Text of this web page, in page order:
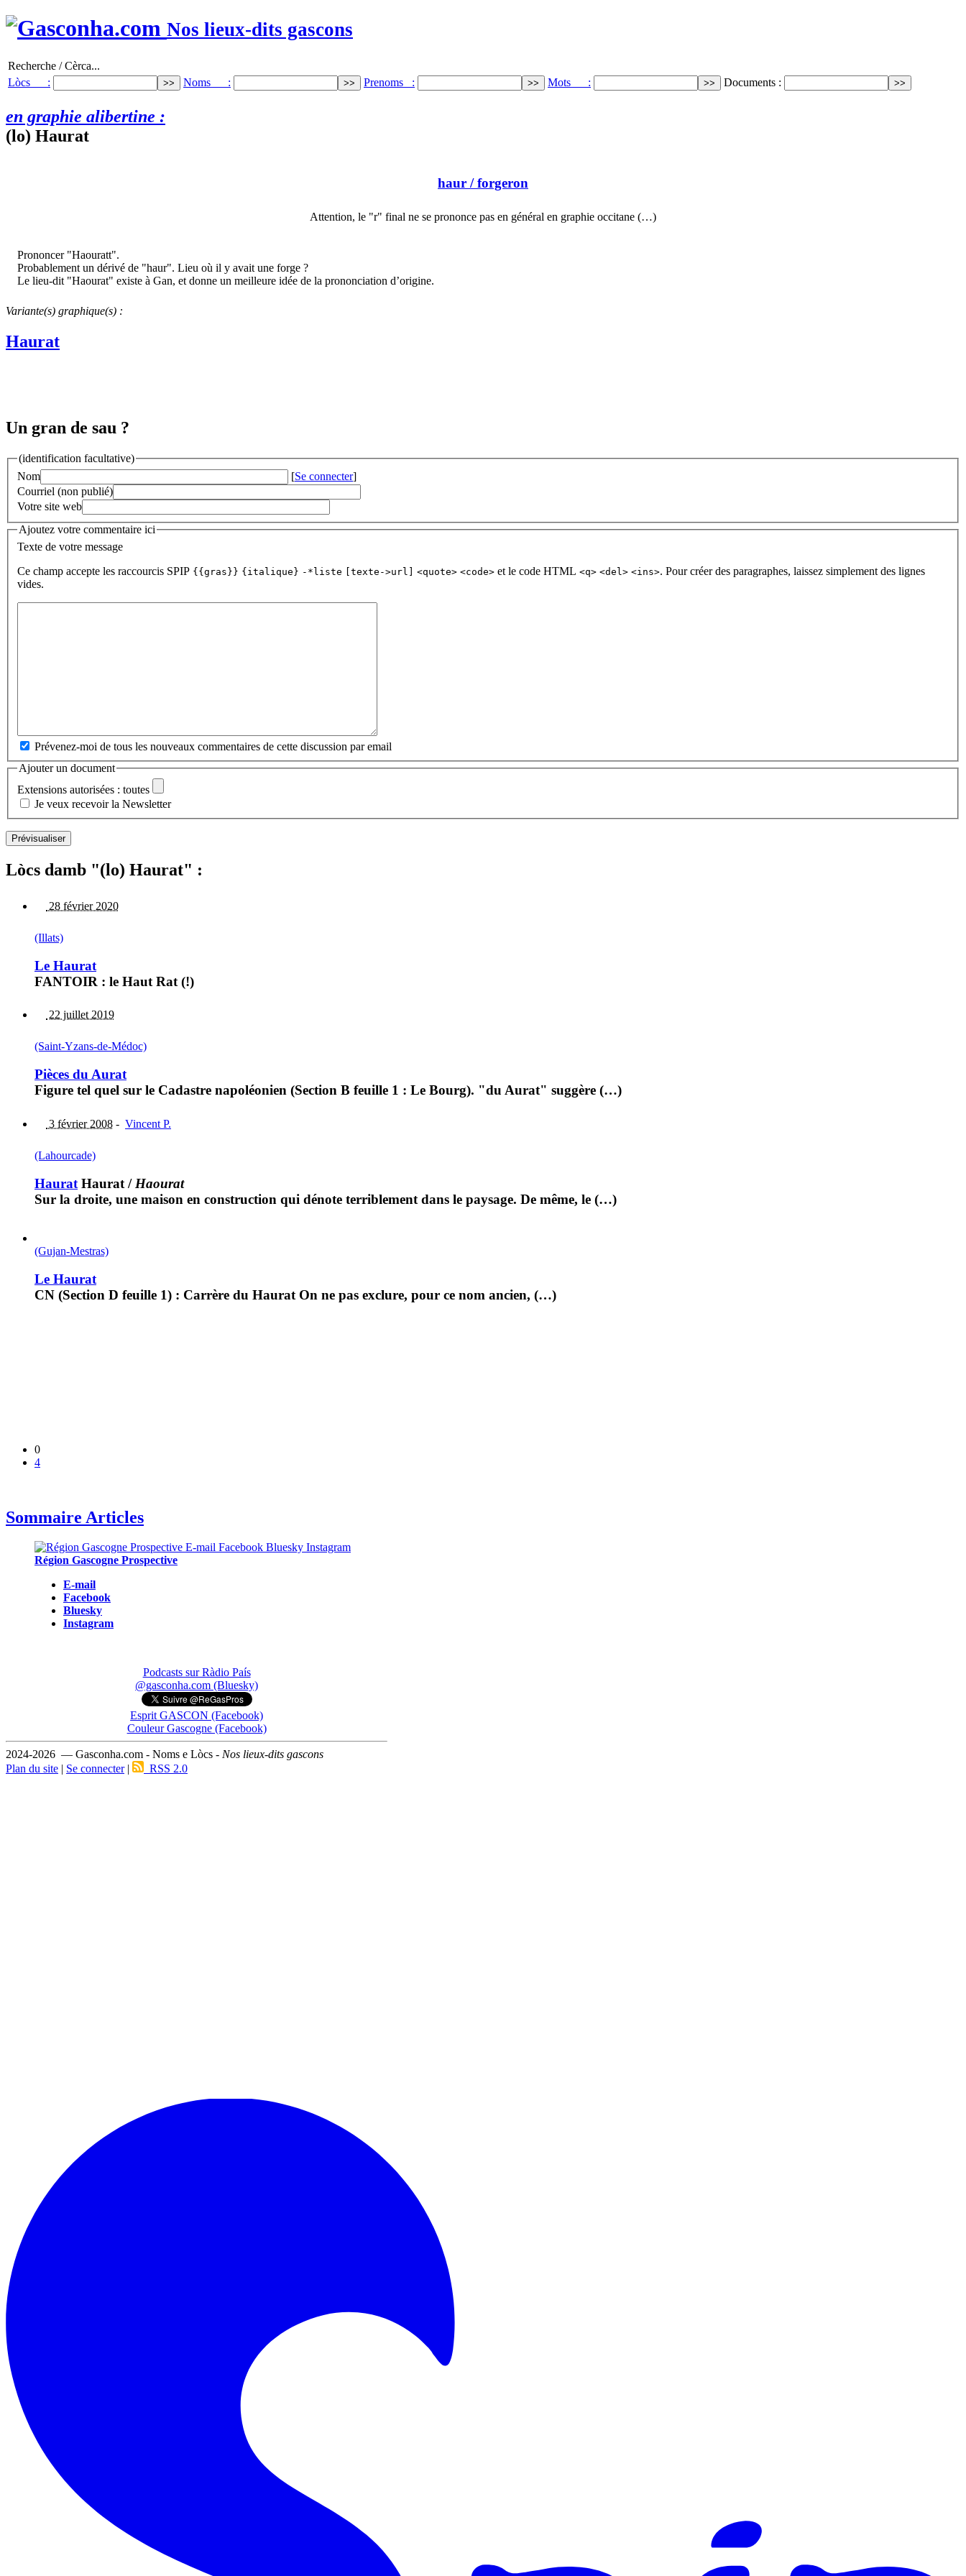
Nos lieux-dits gascons
Recherche / Cèrca...
Lòcs :
Noms : Prenoms : Mots : Documents :
en graphie alibertine :
(lo) Haurat
haur / forgeron
Attention, le "r" final ne se prononce pas en général en graphie occitane (…)
Prononcer "Haouratt".
Probablement un dérivé de "haur". Lieu où il y avait une forge ?
Le lieu-dit "Haourat" existe à Gan, et donne un meilleure idée de la prononciation d’origine.
Variante(s) graphique(s) :
Haurat
Un gran de sau ?
(identification facultative)
Nom
[Se connecter]
Courriel (non publié)
Votre site web
Ajoutez votre commentaire ici
Texte de votre message
Ce champ accepte les raccourcis SPIP {{gras}} {italique} -*liste [texte->url] <quote> <code> et le code HTML <q> <del> <ins>. Pour créer des paragraphes, laissez simplement des lignes
vides.
Prévenez-moi de tous les nouveaux commentaires de cette discussion par email
Ajouter un document
Extensions autorisées : toutes
Je veux recevoir la Newsletter
Lòcs damb "(lo) Haurat" :
28 février 2020
(Illats)
Le Haurat
FANTOIR : le Haut Rat (!)
22 juillet 2019
(Saint-Yzans-de-Médoc)
Pièces du Aurat
Figure tel quel sur le Cadastre napoléonien (Section B feuille 1 : Le Bourg). "du Aurat" suggère (…)
3 février 2008 - Vincent P.
(Lahourcade)
Haurat Haurat / Haourat
Sur la droite, une maison en construction qui dénote terriblement dans le paysage. De même, le (…)
(Gujan-Mestras)
Le Haurat
CN (Section D feuille 1) : Carrère du Haurat On ne pas exclure, pour ce nom ancien, (…)
0
4
Sommaire Articles
Région Gascogne Prospective
E-mail
Facebook
Bluesky
Instagram
Podcasts sur Ràdio País
@gasconha.com (Bluesky)
Esprit GASCON (Facebook)
Couleur Gascogne (Facebook)
2024-2026 — Gasconha.com - Noms e Lòcs - Nos lieux-dits gascons
Plan du site
Se connecter| RSS 2.0